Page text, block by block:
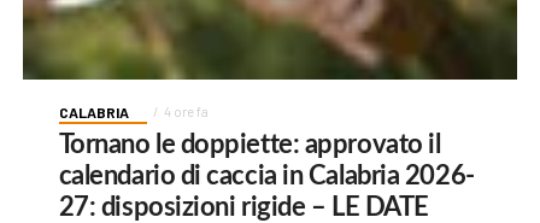
CALABRIA 4 ore fa
Tornano le doppiette: approvato il
calendario di caccia in Calabria 2026-
27: disposizioni rigide – LE DATE